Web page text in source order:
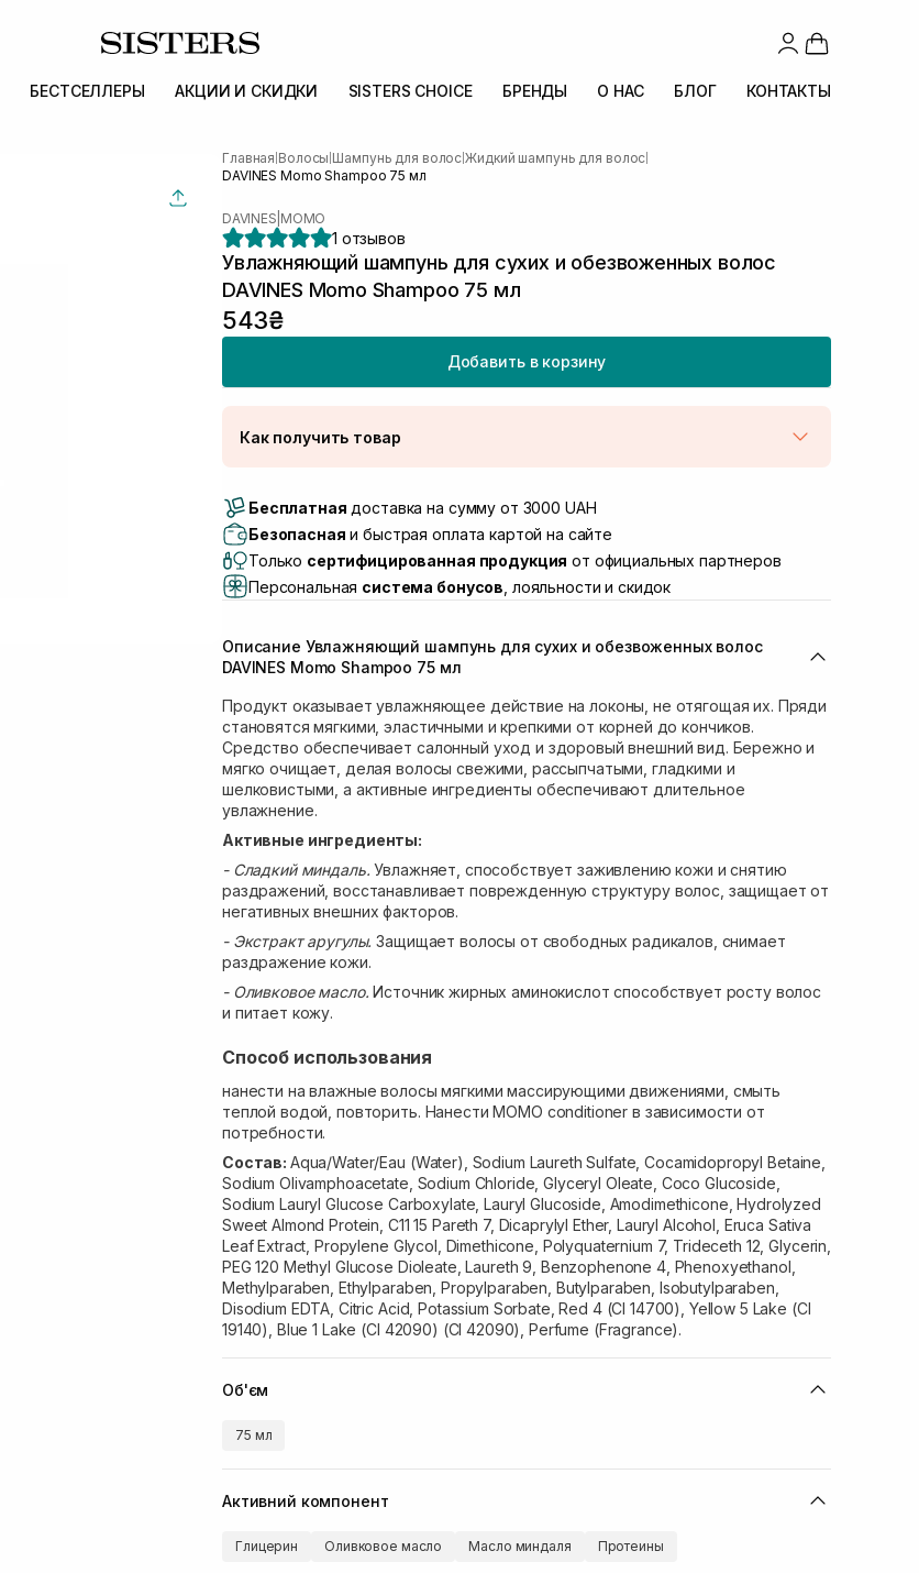
БЕСТСЕЛЛЕРЫ АКЦИИ И СКИДКИ SISTERS CHOICE БРЕНДЫ О НАС БЛОГ КОНТАКТЫ
Главная Волосы Шампунь для волос Жидкий шампунь для волос
DAVINES Momo Shampoo 75 мл
DAVINES MOMO
1 отзывов
Увлажняющий шампунь для сухих и обезвоженных волос
DAVINES Momo Shampoo 75 мл
543₴
Добавить в корзину
Как получить товар
Самовывоз г. Луцк, Винниченка 4
Самовывоз г. Львов, ул. Академика Подстригача, 1В (Duck's
Самовывоз Львов (Ивана Франко 36) В наличии
Самовывоз г. Львов ул. Степана Бандеры 43 В наличии
Самовывоз г. Ровно, ул. Кулика и Гудачека 23 (ТЦ Экватор) Нет в наличии!
Бесплатная доставка на сумму от 3000 UAH
Безопасная и быстрая оплата картой на сайте
Только сертифицированная продукция от официальных партнеров
Персональная система бонусов , лояльности и скидок
Описание Увлажняющий шампунь для сухих и обезвоженных волос
DAVINES Momo Shampoo 75 мл
Продукт оказывает увлажняющее действие на локоны, не отягощая их. Пряди
становятся мягкими, эластичными и крепкими от корней до кончиков.
Средство обеспечивает салонный уход и здоровый внешний вид. Бережно и
мягко очищает, делая волосы свежими, рассыпчатыми, гладкими и
шелковистыми, а активные ингредиенты обеспечивают длительное
увлажнение.
Активные ингредиенты:
- Сладкий миндаль. Увлажняет, способствует заживлению кожи и снятию
раздражений, восстанавливает поврежденную структуру волос, защищает от
негативных внешних факторов.
- Экстракт аругулы.Защищает волосы от свободных радикалов, снимает
раздражение кожи.
- Оливковое масло.Источник жирных аминокислот способствует росту волос
и питает кожу.
Способ использования
нанести на влажные волосы мягкими массирующими движениями, смыть
теплой водой, повторить. Нанести MOMO сonditioner в зависимости от
потребности.
Состав: Aqua/Water/Eau (Water), Sodium Laureth Sulfate, Cocamidopropyl Betaine,
Sodium Olivamphoacetate, Sodium Chloride, Glyceryl Oleate, Coco Glucoside,
Sodium Lauryl Glucose Carboxylate, Lauryl Glucoside, Amodimethicone, Hydrolyzed
Sweet Almond Protein, C11 15 Pareth 7, Dicaprylyl Ether, Lauryl Alcohol, Eruca Sativa
Leaf Extract, Propylene Glycol, Dimethicone, Polyquaternium 7, Trideceth 12, Glycerin,
PEG 120 Methyl Glucose Dioleate, Laureth 9, Benzophenone 4, Phenoxyethanol,
Methylparaben, Ethylparaben, Propylparaben, Butylparaben, Isobutylparaben,
Disodium EDTA, Citric Acid, Potassium Sorbate, Red 4 (CI 14700), Yellow 5 Lake (CI
19140), Blue 1 Lake (CI 42090) (CI 42090), Perfume (Fragrance).
Об'єм
75 мл
Активний компонент
Глицерин Оливковое масло Масло миндаля Протеины